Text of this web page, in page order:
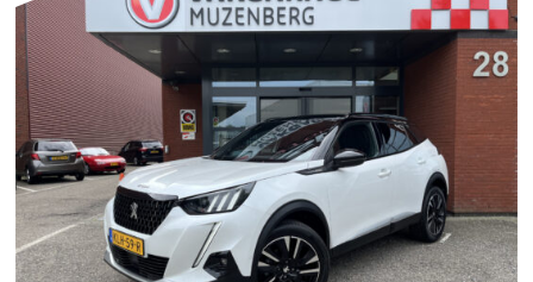
Metaalkleur
Mistlampen voor
Parkeersensor achter
Parkeersensor voor
Parkeersensor voor en achter
Trekhaak
Android auto